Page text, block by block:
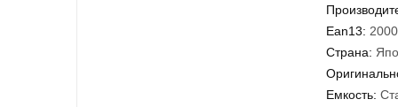
Ean13:
Страна:
Емкость: